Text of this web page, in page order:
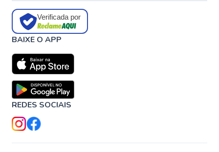
Verificada por
BAIXE O APP
REDES SOCIAIS